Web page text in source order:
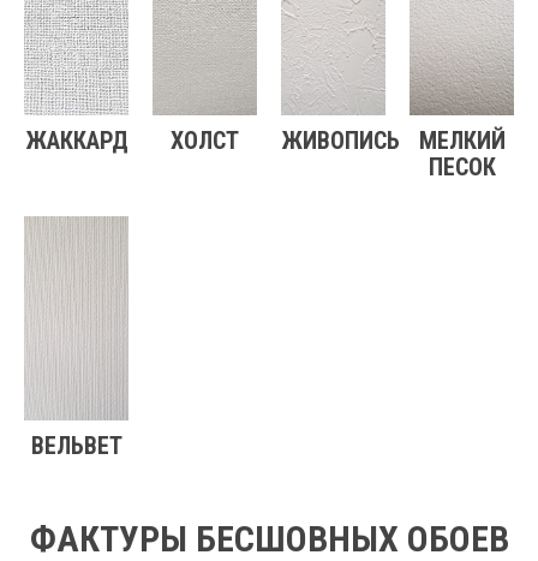
ЖАККАРД ХОЛСТ ЖИВОПИСЬ
МЕЛКИЙ
ПЕСОК
ВЕЛЬВЕТ
ФАКТУРЫ БЕСШОВНЫХ ОБОЕВ